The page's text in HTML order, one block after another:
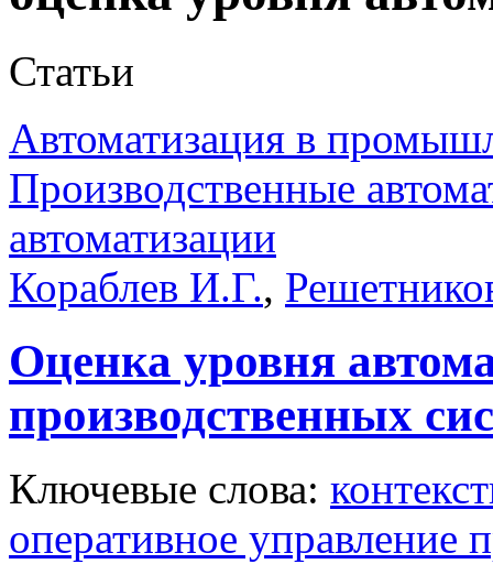
Статьи
Автоматизация в
Производственные
автоматизации
Кораблев И.Г.,
Оценка уровня
производственных
Ключевые слова:
оперативное управление